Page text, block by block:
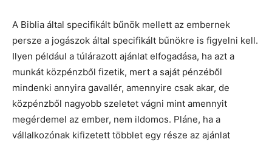
A Biblia által specifikált bűnök mellett az embernek
persze a jogászok által specifikált bűnökre is figyelni kell.
Ilyen például a túlárazott ajánlat elfogadása, ha azt a
munkát közpénzből fizetik, mert a saját pénzéből
mindenki annyira gavallér, amennyire csak akar, de
közpénzből nagyobb szeletet vágni mint amennyit
megérdemel az ember, nem ildomos. Pláne, ha a
vállalkozónak kifizetett többlet egy része az ajánlat